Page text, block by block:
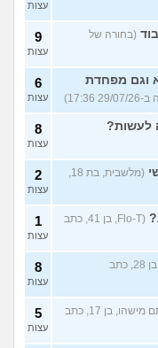
עצות
(בחורה של
9
עצות
וגם מפחדת
6
עצות
לעשות? 8
עצות
(מלשבית, בת 18,
2
עצות
(Flo-T, בן 41, כתב
1
עצות
(נשוי, בן 28, כתב
8
עצות
(סתם מישהו, בן 17, כתב
5
עצות